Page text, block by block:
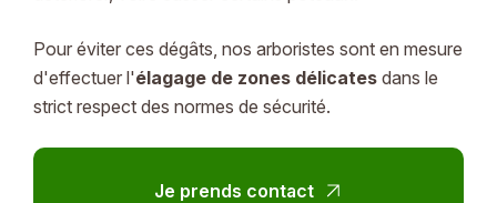
Pour éviter ces dégâts, nos arboristes sont en mesure
d'effectuer l'élagage de zones délicatesdans le
strict respect des normes de sécurité.
Je prends contact